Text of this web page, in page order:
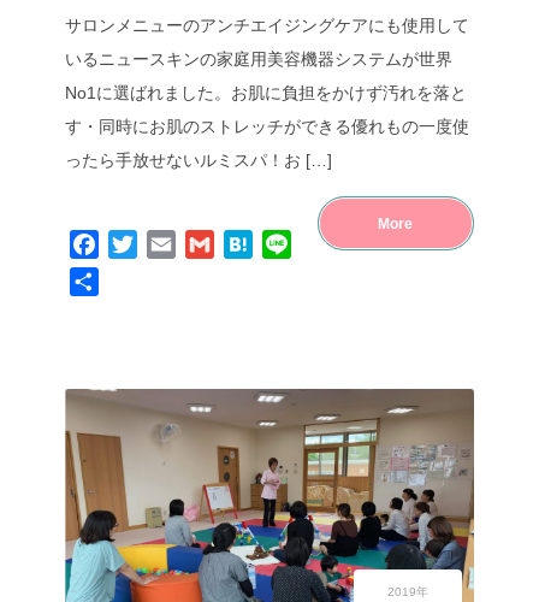
サロンメニューのアンチエイジングケアにも使用して
いるニュースキンの家庭用美容機器システムが世界
No1に選ばれました。お肌に負担をかけず汚れを落と
す・同時にお肌のストレッチができる優れもの一度使
ったら手放せないルミスパ！お […]
More
Facebook
TwitterEmail Gmail HatenaLine
2019年